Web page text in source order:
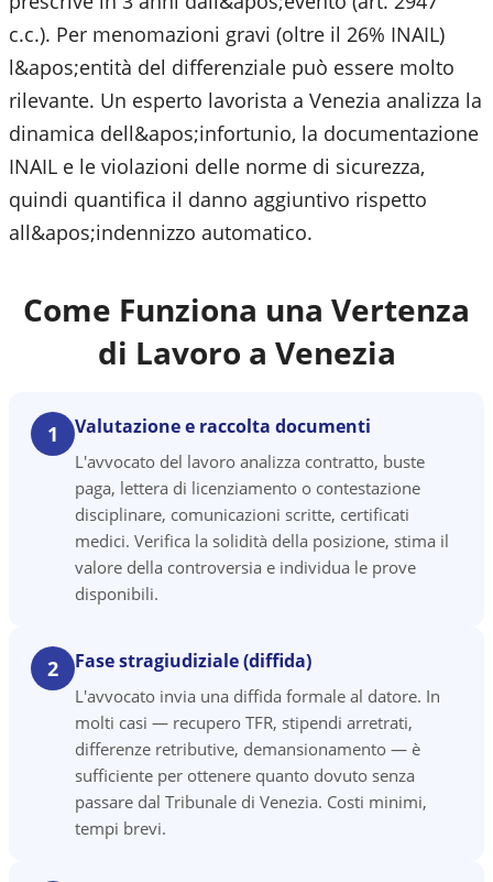
c.c.). Per menomazioni gravi (oltre il 26% INAIL)
l&apos;entità del differenziale può essere molto
rilevante. Un esperto lavorista a Venezia analizza la
dinamica dell&apos;infortunio, la documentazione
INAIL e le violazioni delle norme di sicurezza,
quindi quantifica il danno aggiuntivo rispetto
all&apos;indennizzo automatico.
Come Funziona una Vertenza
di Lavoro a Venezia
1 Valutazione e raccolta documenti
L'avvocato del lavoro analizza contratto, buste
paga, lettera di licenziamento o contestazione
disciplinare, comunicazioni scritte, certificati
medici. Verifica la solidità della posizione, stima il
valore della controversia e individua le prove
disponibili.
2 Fase stragiudiziale (diffida)
L'avvocato invia una diffida formale al datore. In
molti casi — recupero TFR, stipendi arretrati,
differenze retributive, demansionamento — è
sufficiente per ottenere quanto dovuto senza
passare dal Tribunale di Venezia. Costi minimi,
tempi brevi.